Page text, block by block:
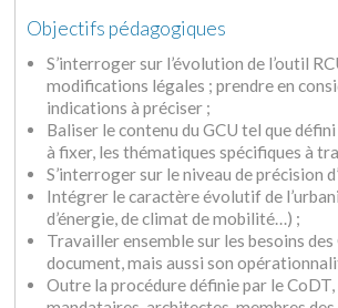
Objectifs pédagogiques
S’interroger sur l’évolution de l’outil
modifications légales ; prendre en
indications à préciser ;
Baliser le contenu du GCU tel que
à fixer, les thématiques spécifiques à
S’interroger sur le niveau de précision
Intégrer le caractère évolutif de
d’énergie, de climat de mobilité…) ;
Travailler ensemble sur les besoins
document, mais aussi son
Outre la procédure définie par le